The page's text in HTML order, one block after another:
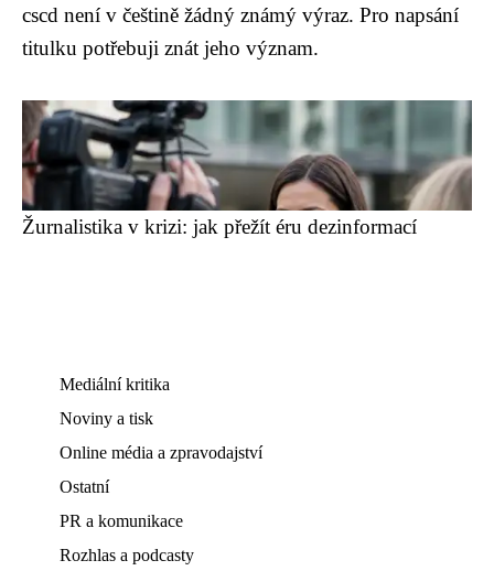
cscd není v češtině žádný známý výraz. Pro napsání
titulku potřebuji znát jeho význam.
Žurnalistika v krizi: jak přežít éru dezinformací
Mediální kritika
Noviny a tisk
Online média a zpravodajství
Ostatní
PR a komunikace
Rozhlas a podcasty